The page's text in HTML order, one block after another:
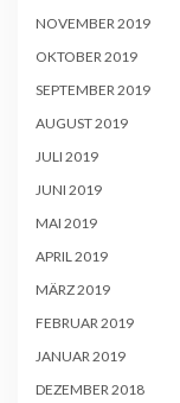
NOVEMBER 2019
OKTOBER 2019
SEPTEMBER 2019
AUGUST 2019
JULI 2019
JUNI 2019
MAI 2019
APRIL 2019
MÄRZ 2019
FEBRUAR 2019
JANUAR 2019
DEZEMBER 2018